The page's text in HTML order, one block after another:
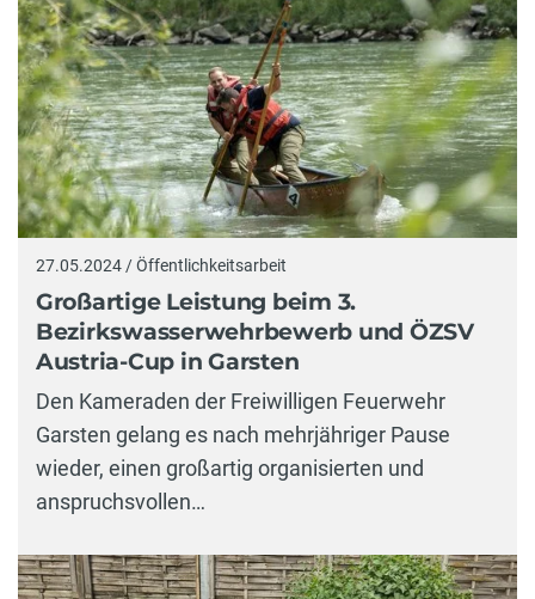
27.05.2024 / Öffentlichkeitsarbeit
Großartige Leistung beim 3.
Bezirkswasserwehrbewerb und ÖZSV
Austria-Cup in Garsten
Den Kameraden der Freiwilligen Feuerwehr
Garsten gelang es nach mehrjähriger Pause
wieder, einen großartig organisierten und
anspruchsvollen…